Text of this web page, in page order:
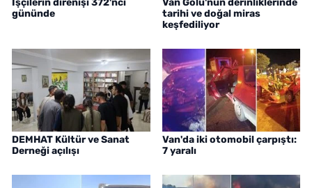
İşçilerin direnişi 372'nci
gününde
Van Gölü'nün derinliklerinde
tarihi ve doğal miras
keşfediliyor
DEMHAT Kültür ve Sanat
Derneği açılışı
Van'da iki otomobil çarpıştı:
7 yaralı